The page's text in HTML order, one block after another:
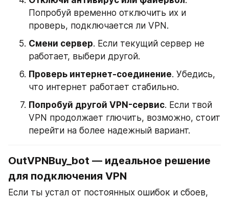
Попробуй временно отключить их и
проверь, подключается ли VPN.
Смени сервер. Если текущий сервер не
работает, выбери другой.
Проверь интернет-соединение. Убедись,
что интернет работает стабильно.
Попробуй другой VPN-сервис. Если твой
VPN продолжает глючить, возможно, стоит
перейти на более надежный вариант.
OutVPNBuy_bot — идеальное решение
для подключения VPN
Если ты устал от постоянных ошибок и сбоев,